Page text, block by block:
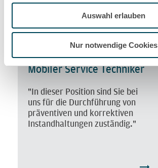
Auswahl erlauben
Nur notwendige Cookies
Mobiler Service Techniker
"In dieser Position sind Sie bei
uns für die Durchführung von
präventiven und korrektiven
Instandhaltungen zuständig."